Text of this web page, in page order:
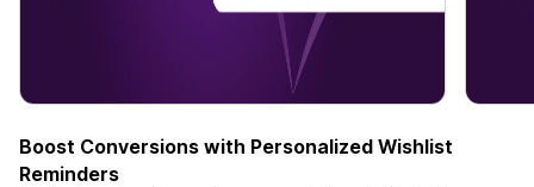
Boost Conversions with Personalized Wishlist
Reminders